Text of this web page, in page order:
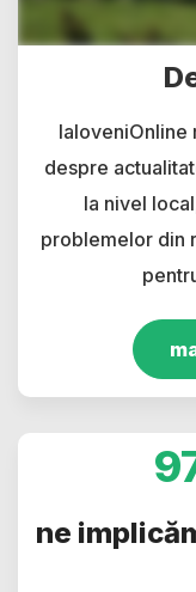
IaloveniOnline
despre
la nivel
problemelor din
ne